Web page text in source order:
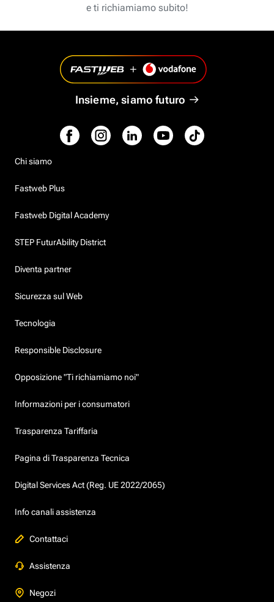
e ti richiamiamo subito!
Insieme, siamo futuro
Chi siamo
Fastweb Plus
Fastweb Digital Academy
STEP FuturAbility District
Diventa partner
Sicurezza sul Web
Tecnologia
Responsible Disclosure
Opposizione "Ti richiamiamo noi"
Informazioni per i consumatori
Trasparenza Tariffaria
Pagina di Trasparenza Tecnica
Digital Services Act (Reg. UE 2022/2065)
Info canali assistenza
Contattaci
Assistenza
Negozi